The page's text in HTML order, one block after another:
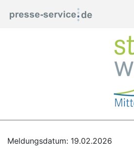
Meldungsdatum: 19.02.2026